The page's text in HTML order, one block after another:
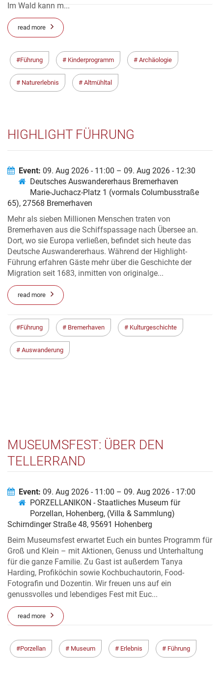
Im Wald kann m...
read more
Führung Kinderprogramm Archäologie
Naturerlebnis Altmühltal
HIGHLIGHT FÜHRUNG
Event: 09. Aug 2026 - 11:00 – 09. Aug 2026 - 12:30
Deutsches Auswandererhaus Bremerhaven
Marie-Juchacz-Platz 1 (vormals Columbusstraße
65), 27568 Bremerhaven
Mehr als sieben Millionen Menschen traten von
Bremerhaven aus die Schiffspassage nach Übersee an.
Dort, wo sie Europa verließen, befindet sich heute das
Deutsche Auswandererhaus. Während der Highlight-
Führung erfahren Gäste mehr über die Geschichte der
Migration seit 1683, inmitten von originalge...
read more
Führung Bremerhaven Kulturgeschichte
Auswanderung
MUSEUMSFEST: ÜBER DEN
TELLERRAND
Event: 09. Aug 2026 - 11:00 – 09. Aug 2026 - 17:00
PORZELLANIKON - Staatliches Museum für
Porzellan, Hohenberg, (Villa & Sammlung)
Schirndinger Straße 48, 95691 Hohenberg
Beim Museumsfest erwartet Euch ein buntes Programm für
Groß und Klein – mit Aktionen, Genuss und Unterhaltung
für die ganze Familie. Zu Gast ist außerdem Tanya
Harding, Profiköchin sowie Kochbuchautorin, Food-
Fotografin und Dozentin. Wir freuen uns auf ein
genussvolles und lebendiges Fest mit Euc...
read more
Porzellan Museum Erlebnis Führung